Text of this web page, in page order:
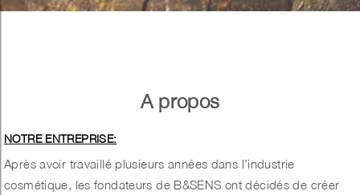
A propos
NOTRE ENTREPRISE:
Après avoir travaillé plusieurs années dans l’industrie
cosmétique, les fondateurs de B&SENS ont décidés de créer